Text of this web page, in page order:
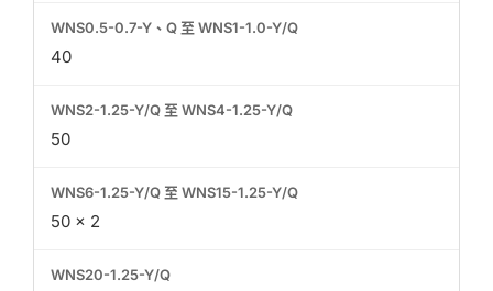
40
50
50 × 2